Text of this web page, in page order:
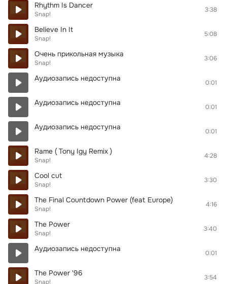
Rhythm Is Dancer
Snap!
3:38
Believe In It
Snap!
5:08
Очень прикольная музыка
Snap!
3:06
Аудиозапись недоступна 0:01
Аудиозапись недоступна 0:01
Аудиозапись недоступна 0:01
Rame ( Tony Igy Remix )
Snap!
4:28
Cool cut
Snap!
3:30
The Final Countdown Power (feat Europe)
Snap!
4:16
The Power
Snap!
3:40
Аудиозапись недоступна 0:01
The Power '96
Snap!
3:54